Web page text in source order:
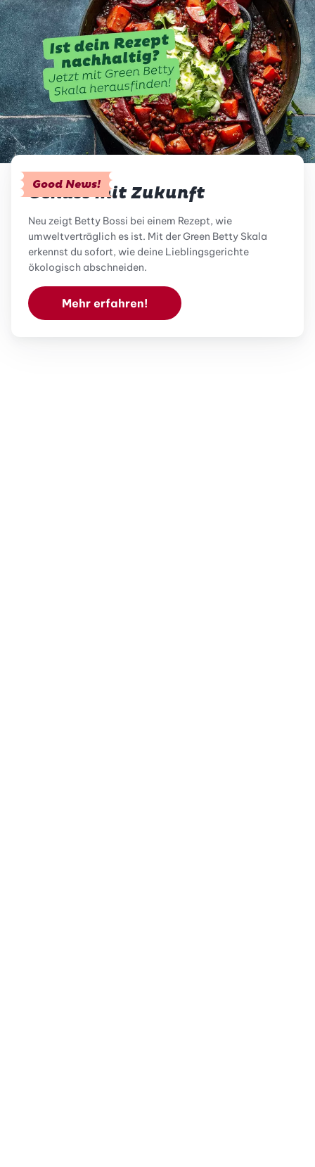
Good News!
Genuss mit Zukunft
Neu zeigt Betty Bossi bei einem Rezept, wie
umweltverträglich es ist. Mit der Green Betty Skala
erkennst du sofort, wie deine Lieblingsgerichte
ökologisch abschneiden.
Mehr erfahren!